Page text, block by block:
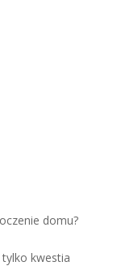
domu?
kwestia